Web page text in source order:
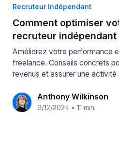
Recruteur Indépendant
Comment optimiser
recruteur indépendant
Améliorez votre performance
freelance. Conseils concrets
revenus et assurer une activité
Anthony Wilkinson
9/12/2024 • 11 min